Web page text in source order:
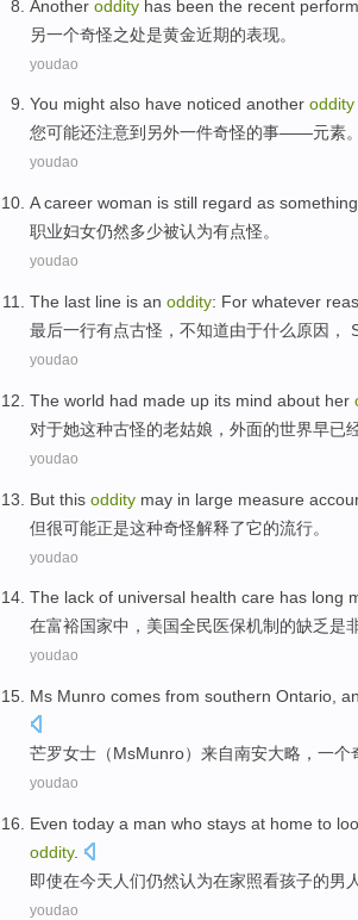
Another oddity has been the recent
另一个奇怪之处是黄金近期的表现。
youdao
You might also have noticed another oddity
您可能还注意到 另外一件奇怪的事——元素。
youdao
A career woman is still regard as
职业妇女仍然多少被认为有点怪。
youdao
The last line is an oddity: For whatever
最后一行有点古怪 ，不知道由于什么 原因 ，
youdao
The world had made up its mind about her
对于她这种古怪的老姑娘 ，外面的世界早已
youdao
But this oddity may in large measure
但很可能正是这种奇怪解释了它的流行。
youdao
The lack of universal health care has long
在富裕国家中， 美国全民医保机制 的缺乏是
youdao
Ms Munro comes from southern Ontario an
芒罗女士 （MsMunro） 来自南安大略 ， 一个
youdao
Even today a man who stays at home to
oddity.
即使在今天 人们仍然认为在家照看孩子的男人
youdao